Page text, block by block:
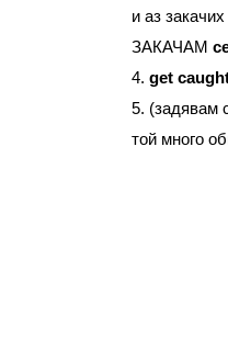
и аз
ЗАКАЧАМ
4. get
5. (задявам
той много